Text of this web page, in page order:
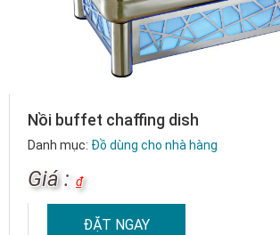
Nồi buffet chaffing dish
Danh mục: Đồ dùng cho nhà hàng
Giá : ₫
ĐẶT NGAY